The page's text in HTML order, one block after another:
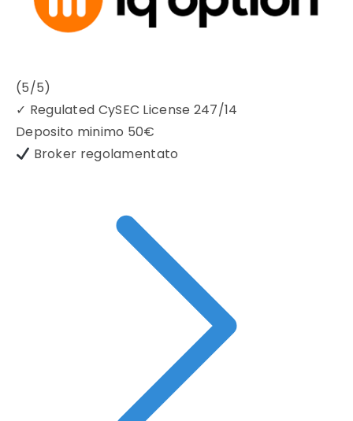
(5/5)
✓ Regulated CySEC License 247/14
Deposito minimo 50€
Broker regolamentato